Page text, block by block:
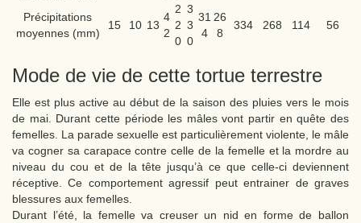
Précipitations
moyennes (mm)
15 10 13
4
2
2
2
0
3
3
0
31
4
26
8
334 268 114 56
Mode de vie de cette tortue terrestre
Elle est plus active au début de la saison des pluies vers le mois
de mai. Durant cette période les mâles vont partir en quête des
femelles. La parade sexuelle est particulièrement violente, le mâle
va cogner sa carapace contre celle de la femelle et la mordre au
niveau du cou et de la tête jusqu’à ce que celle-ci deviennent
réceptive. Ce comportement agressif peut entrainer de graves
blessures aux femelles.
Durant l’été, la femelle va creuser un nid en forme de ballon